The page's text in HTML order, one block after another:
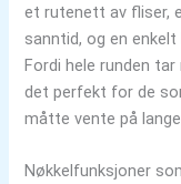
et rutenett av fliser,
sanntid, og en
Fordi hele runden
det perfekt for de
måtte vente på
Nøkkelfunksjoner